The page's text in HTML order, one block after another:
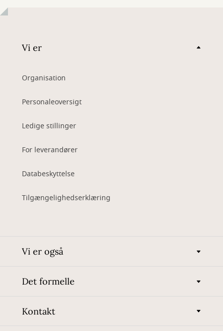
Vi er
Organisation
Personaleoversigt
Ledige stillinger
For leverandører
Databeskyttelse
Tilgængelighedserklæring
Vi er også
Det formelle
Kontakt